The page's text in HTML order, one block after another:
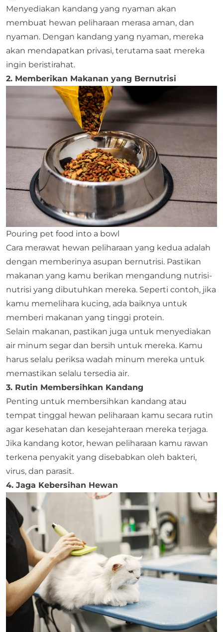
Menyediakan kandang yang nyaman akan
membuat hewan peliharaan merasa aman, dan
nyaman. Dengan kandang yang nyaman, mereka
akan mendapatkan privasi, terutama saat mereka
ingin beristirahat.
2. Memberikan Makanan yang Bernutrisi
Pouring pet food into a bowl
Cara merawat hewan peliharaan yang kedua adalah
dengan memberinya asupan bernutrisi. Pastikan
makanan yang kamu berikan mengandung nutrisi-
nutrisi yang dibutuhkan mereka. Seperti contoh, jika
kamu memelihara kucing, ada baiknya untuk
memberi makanan yang tinggi protein.
Selain makanan, pastikan juga untuk menyediakan
air minum segar dan bersih untuk mereka. Kamu
harus selalu periksa wadah minum mereka untuk
memastikan selalu tersedia air.
3. Rutin Membersihkan Kandang
Penting untuk membersihkan kandang atau
tempat tinggal hewan peliharaan kamu secara rutin
agar kesehatan dan kesejahteraan mereka terjaga.
Jika kandang kotor, hewan peliharaan kamu rawan
terkena penyakit yang disebabkan oleh bakteri,
virus, dan parasit.
4. Jaga Kebersihan Hewan